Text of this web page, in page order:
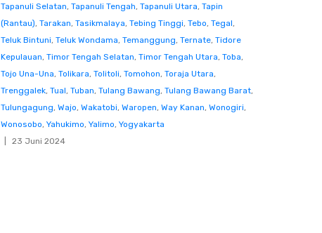
Tapanuli Selatan, Tapanuli Tengah, Tapanuli Utara, Tapin
(Rantau), Tarakan, Tasikmalaya, Tebing Tinggi, Tebo, Tegal,
Teluk Bintuni, Teluk Wondama, Temanggung, Ternate, Tidore
Kepulauan, Timor Tengah Selatan, Timor Tengah Utara, Toba,
Tojo Una-Una, Tolikara, Tolitoli, Tomohon, Toraja Utara,
Trenggalek, Tual, Tuban, Tulang Bawang, Tulang Bawang Barat,
Tulungagung, Wajo, Wakatobi, Waropen, Way Kanan, Wonogiri,
Wonosobo, Yahukimo, Yalimo, Yogyakarta
23 Juni 2024